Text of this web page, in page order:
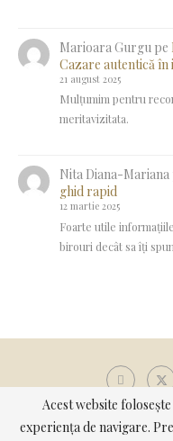
Marioara Gurgu pe
Cazare autentică în
21 august 2025
Mulțumim pentru
meritavizitata.
Nita Diana-Mariana
ghid rapid
12 martie 2025
Foarte utile
birouri decât sa îți
Acest website
experiența de navigare.